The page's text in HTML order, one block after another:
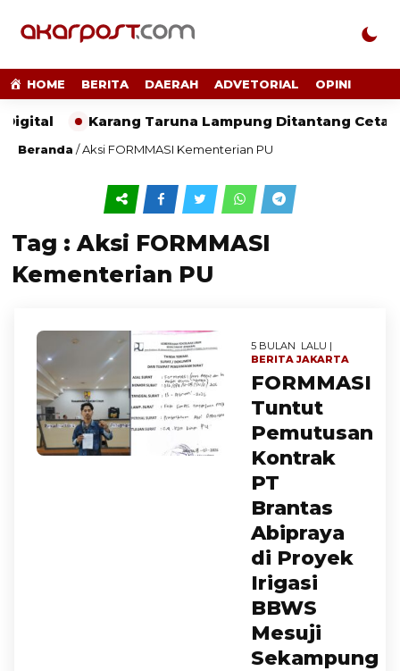
HOME BERITA DAERAH ADVETORIAL OPINI
Karang Taruna Lampung Ditantang Cetak
Beranda /Aksi FORMMASI Kementerian PU
Tag : Aksi FORMMASI
Kementerian PU
5 BULAN LALU |
BERITA JAKARTA
FORMMASI
Tuntut
Pemutusan
Kontrak
PT
Brantas
Abipraya
di Proyek
Irigasi
BBWS
Mesuji
Sekampung